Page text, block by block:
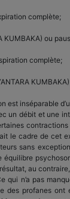
complète;
KUMBAKA) ou
complète;
est inséparable
un débit et une
contractions
le cadre de cet
sans
résultat, au
qui n’a pas
des profanes ont